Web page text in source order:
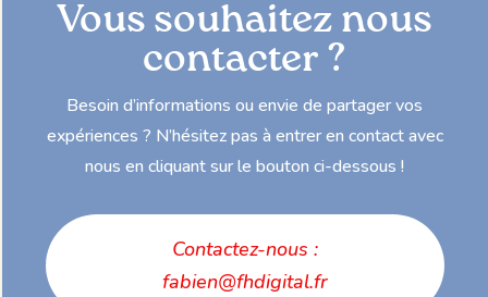
Vous souhaitez nous
contacter ?
Besoin d’informations ou envie de partager vos
expériences ? N’hésitez pas à entrer en contact avec
nous en cliquant sur le bouton ci-dessous !
Contactez-nous :
fabien@fhdigital.fr